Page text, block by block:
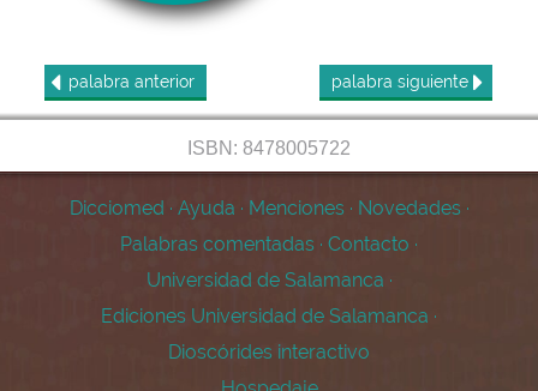
palabra anterior palabra siguiente
ISBN: 8478005722
Dicciomed · Ayuda · Menciones · Novedades ·
Palabras comentadas · Contacto ·
Universidad de Salamanca ·
Ediciones Universidad de Salamanca ·
Dioscórides interactivo